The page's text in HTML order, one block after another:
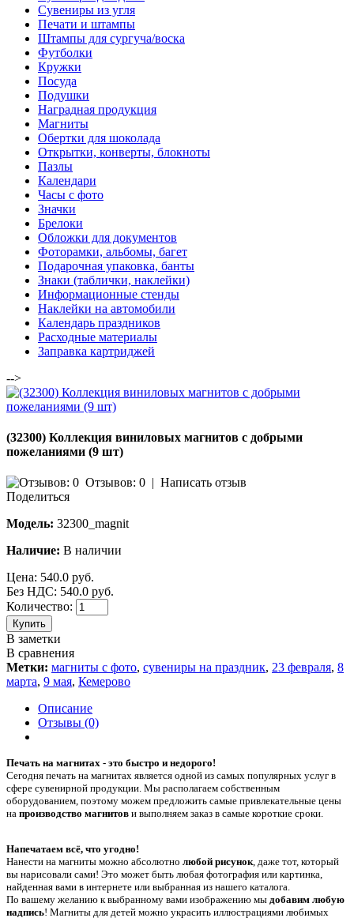
Сувениры из угля
Печати и штампы
Штампы для сургуча/воска
Футболки
Кружки
Посуда
Подушки
Наградная продукция
Магниты
Обертки для шоколада
Открытки, конверты, блокноты
Пазлы
Календари
Часы с фото
Значки
Брелоки
Обложки для документов
Фоторамки, альбомы, багет
Подарочная упаковка, банты
Знаки (таблички, наклейки)
Информационные стенды
Наклейки на автомобили
Календарь праздников
Расходные материалы
Заправка картриджей
-->
(32300) Коллекция виниловых магнитов с добрыми
пожеланиями (9 шт)
Отзывов: 0 | Написать отзыв
Поделиться
Модель: 32300_magnit
Наличие: В наличии
Цена: 540.0 руб.
Без НДС: 540.0 руб.
Количество:
Купить
В заметки
В сравнения
Метки: магниты с фото, сувениры на праздник, 23 февраля, 8
марта, 9 мая, Кемерово
Описание
Отзывы (0)
Печать на магнитах - это быстро и недорого!
Сегодня печать на магнитах является одной из самых популярных услуг в
сфере сувенирной продукции. Мы располагаем собственным
оборудованием, поэтому можем предложить самые привлекательные цены
на производство магнитов и выполняем заказ в самые короткие сроки.
Напечатаем всё, что угодно!
Нанести на магниты можно абсолютно любой рисунок, даже тот, который
вы нарисовали сами! Это может быть любая фотография или картинка,
найденная вами в интернете или выбранная из нашего каталога.
По вашему желанию к выбранному вами изображению мы добавим любую
надпись! Магниты для детей можно украсить иллюстрациями любимых